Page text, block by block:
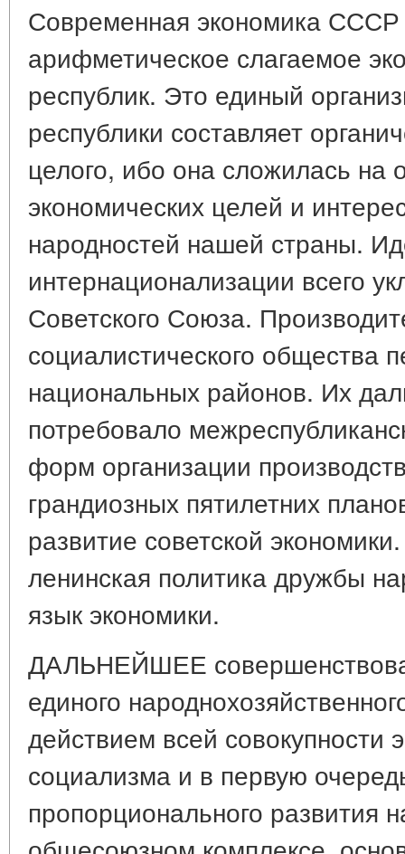
Современная экономика СССР
арифметическое слагаемое
республик. Это единый
республики составляет
целого, ибо она сложилась на
экономических целей и
народностей нашей страны.
интернационализации всего
Советского Союза.
социалистического общества
национальных районов. Их
потребовало
форм организации
грандиозных пятилетних
развитие советской
ленинская политика дружбы
язык экономики.
ДАЛЬНЕЙШЕЕ
единого
действием всей совокупности
социализма и в первую
пропорционального развития